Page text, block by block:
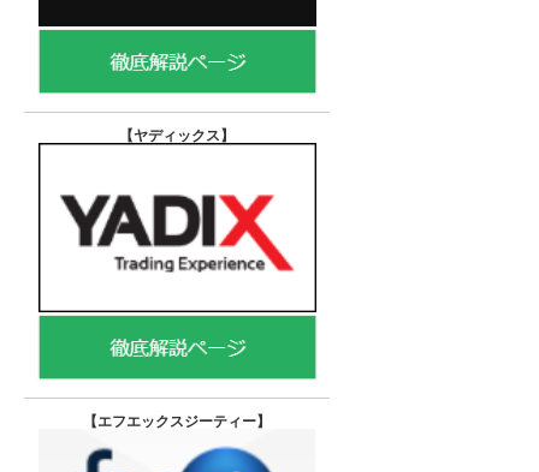
【ヤディックス 】
【エフエックスジーティー】